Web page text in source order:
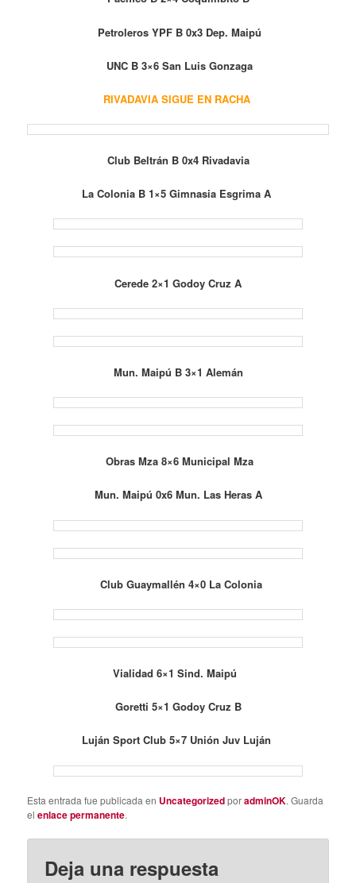
Petroleros YPF B 0x3 Dep. Maipú
UNC B 3×6 San Luis Gonzaga
RIVADAVIA SIGUE EN RACHA
Club Beltrán B 0x4 Rivadavia
La Colonia B 1×5 Gimnasia Esgrima A
Cerede 2×1 Godoy Cruz A
Mun. Maipú B 3×1 Alemán
Obras Mza 8×6 Municipal Mza
Mun. Maipú 0x6 Mun. Las Heras A
Club Guaymallén 4×0 La Colonia
Vialidad 6×1 Sind. Maipú
Goretti 5×1 Godoy Cruz B
Luján Sport Club 5×7 Unión Juv Luján
Esta entrada fue publicada en UncategorizedporadminOK. Guarda
elenlace permanente.
Deja una respuesta